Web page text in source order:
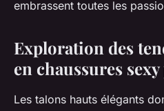
embrassent toutes les
Exploration des
en chaussures
Les talons hauts élégants